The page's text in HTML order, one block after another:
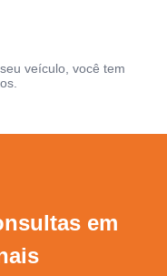
veículo, você tem
em